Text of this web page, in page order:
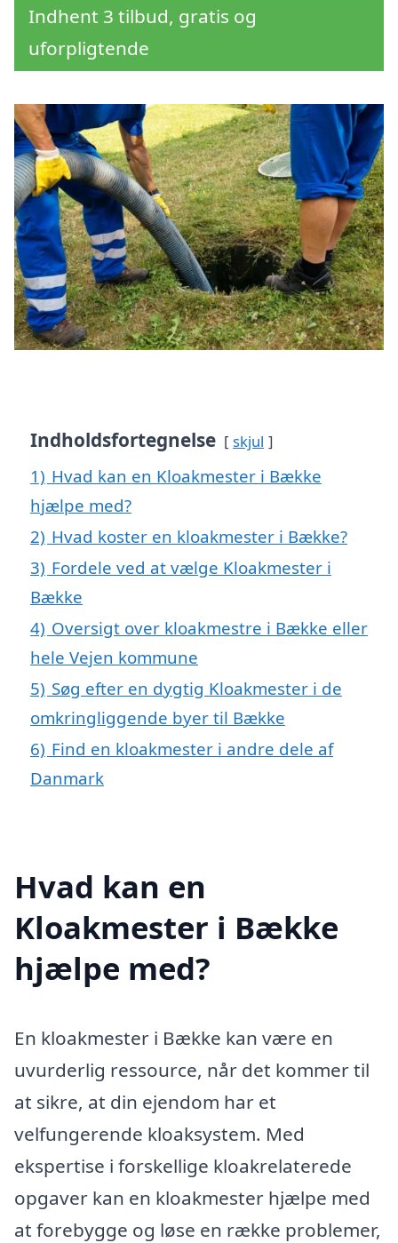
Indhent 3 tilbud, gratis og
uforpligtende
Indholdsfortegnelse skjul
1) Hvad kan en Kloakmester i Bække
hjælpe med?
2) Hvad koster en kloakmester i Bække?
3) Fordele ved at vælge Kloakmester i
Bække
4) Oversigt over kloakmestre i Bække eller
hele Vejen kommune
5) Søg efter en dygtig Kloakmester i de
omkringliggende byer til Bække
6) Find en kloakmester i andre dele af
Danmark
Hvad kan en
Kloakmester i Bække
hjælpe med?
En kloakmester i Bække kan være en
uvurderlig ressource, når det kommer til
at sikre, at din ejendom har et
velfungerende kloaksystem. Med
ekspertise i forskellige kloakrelaterede
opgaver kan en kloakmester hjælpe med
at forebygge og løse en række problemer,